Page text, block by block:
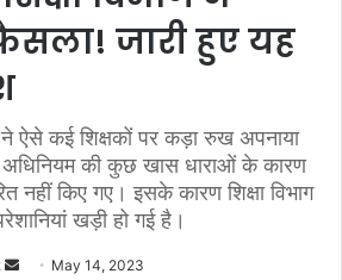
जारी हुए यह
ने ऐसे कई शिक्षकों पर कड़ा रुख अपनाया
अधिनियम की कुछ खास धाराओं के कारण
नहीं किए गए। इसके कारण शिक्षा विभाग
खड़ी हो गई है।
Send May 14, 2023